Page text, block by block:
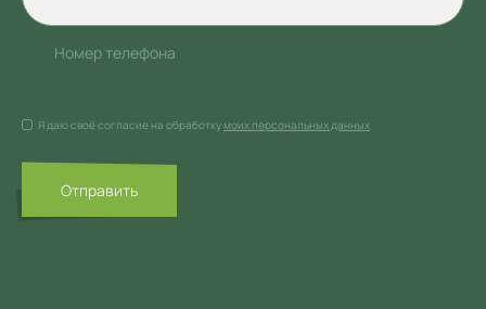
Номер телефона
Отправить
Я даю своё согласие на обработку моих персональных данных